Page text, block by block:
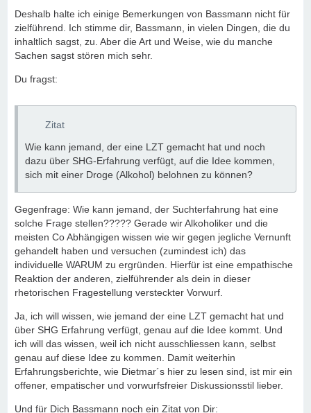
Deshalb halte ich einige Bemerkungen von Bassmann nicht für
zielführend. Ich stimme dir, Bassmann, in vielen Dingen, die du
inhaltlich sagst, zu. Aber die Art und Weise, wie du manche
Sachen sagst stören mich sehr.
Du fragst:
Zitat
Wie kann jemand, der eine LZT gemacht hat und noch
dazu über SHG-Erfahrung verfügt, auf die Idee kommen,
sich mit einer Droge (Alkohol) belohnen zu können?
Gegenfrage: Wie kann jemand, der Suchterfahrung hat eine
solche Frage stellen????? Gerade wir Alkoholiker und die
meisten Co Abhängigen wissen wie wir gegen jegliche Vernunft
gehandelt haben und versuchen (zumindest ich) das
individuelle WARUM zu ergründen. Hierfür ist eine empathische
Reaktion der anderen, zielführender als dein in dieser
rhetorischen Fragestellung versteckter Vorwurf.
Ja, ich will wissen, wie jemand der eine LZT gemacht hat und
über SHG Erfahrung verfügt, genau auf die Idee kommt. Und
ich will das wissen, weil ich nicht ausschliessen kann, selbst
genau auf diese Idee zu kommen. Damit weiterhin
Erfahrungsberichte, wie Dietmar´s hier zu lesen sind, ist mir ein
offener, empatischer und vorwurfsfreier Diskussionsstil lieber.
Und für Dich Bassmann noch ein Zitat von Dir: